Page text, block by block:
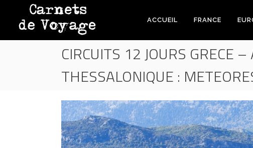
ACCUEIL FRANCE
CIRCUITS 12 JOURS GRECE
THESSALONIQUE :